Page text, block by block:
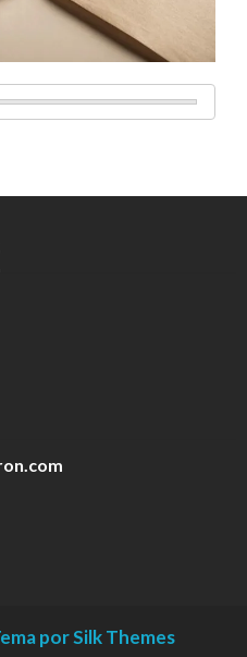
por Silk Themes